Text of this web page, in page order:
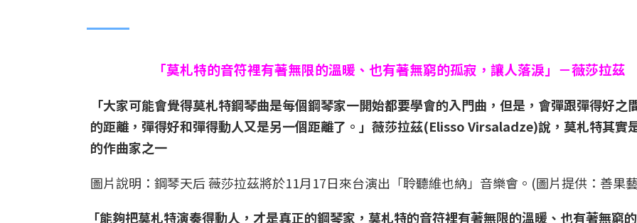
「莫札特的音符裡有著無限的溫暖、也有著無窮的孤寂，讓人落淚」－薇莎拉茲
「大家可能會覺得莫札特鋼琴曲是每個鋼琴家一開始都要學會的入門曲，但是，會彈跟彈得好之
的距離，彈得好和彈得動人又是另一個距離了。」薇莎拉茲(Elisso Virsaladze)說，莫札特其實
的作曲家之一
圖片說明：鋼琴天后 薇莎拉茲將於11月17日來台演出「聆聽維也納」音樂會。(圖片提供：善果
「能夠把莫札特演奏得動人，才是真正的鋼琴家，莫札特的音符裡有著無限的溫暖、也有著無窮